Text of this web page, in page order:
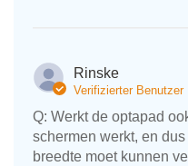
Rinske
Verifizierter Benutzer
Q: Werkt de optapad
schermen werkt, en
breedte moet kunnen